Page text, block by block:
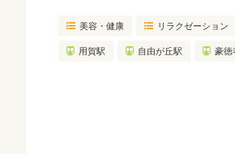
美容・健康 リラクゼーション
用賀駅 自由が丘駅 豪徳